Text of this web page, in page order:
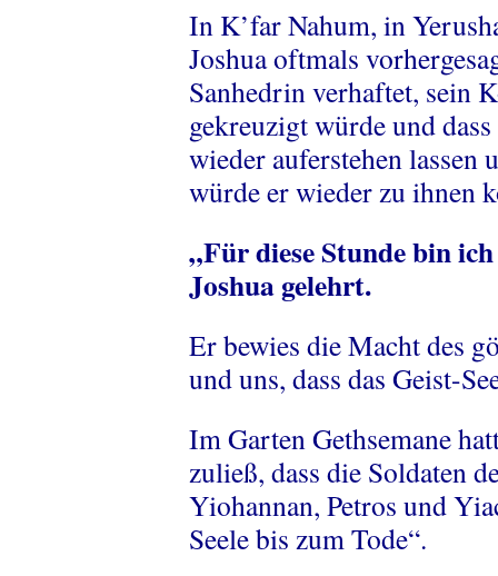
In K’far Nahum, in
Joshua oftmals
Sanhedrin verhaftet, sein
gekreuzigt würde und
wieder auferstehen
würde er wieder zu ihnen
„Für diese Stunde bin
Joshua gelehrt.
Er bewies die Macht des
und uns, dass das Geist-
Im Garten Gethsemane
zuließ, dass die Soldaten
Yiohannan, Petros und
Seele bis zum Tode“.